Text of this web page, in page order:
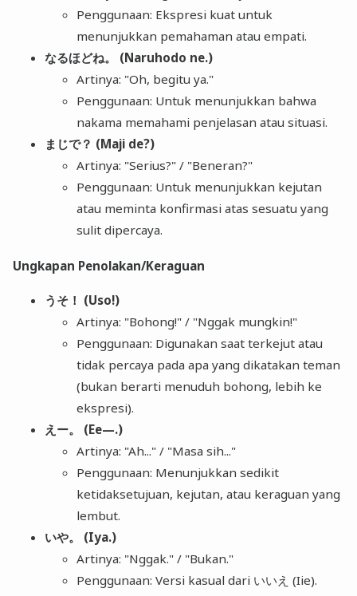
Penggunaan: Ekspresi kuat untuk
menunjukkan pemahaman atau empati.
なるほどね。 (Naruhodo ne.)
Artinya: "Oh, begitu ya."
Penggunaan: Untuk menunjukkan bahwa
nakama memahami penjelasan atau situasi.
まじで？ (Maji de?)
Artinya: "Serius?" / "Beneran?"
Penggunaan: Untuk menunjukkan kejutan
atau meminta konfirmasi atas sesuatu yang
sulit dipercaya.
Ungkapan Penolakan/Keraguan
うそ！ (Uso!)
Artinya: "Bohong!" / "Nggak mungkin!"
Penggunaan: Digunakan saat terkejut atau
tidak percaya pada apa yang dikatakan teman
(bukan berarti menuduh bohong, lebih ke
ekspresi).
えー。 (Ee—.)
Artinya: "Ah..." / "Masa sih..."
Penggunaan: Menunjukkan sedikit
ketidaksetujuan, kejutan, atau keraguan yang
lembut.
いや。 (Iya.)
Artinya: "Nggak." / "Bukan."
Penggunaan: Versi kasual dari いいえ (Iie).